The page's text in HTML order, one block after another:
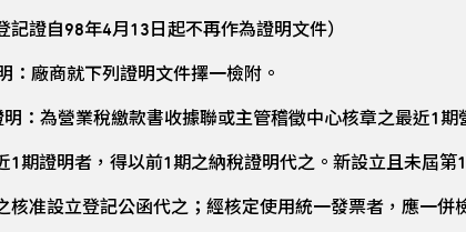
記證自98年4月13日起不再作為證明文件）
：廠商就下列證明文件擇一檢附。
：為營業稅繳款書收據聯或主管稽徵中心核章之最近1期
1期證明者，得以前1期之納稅證明代之。新設立且未屆
核准設立登記公函代之；經核定使用統一發票者，應一併